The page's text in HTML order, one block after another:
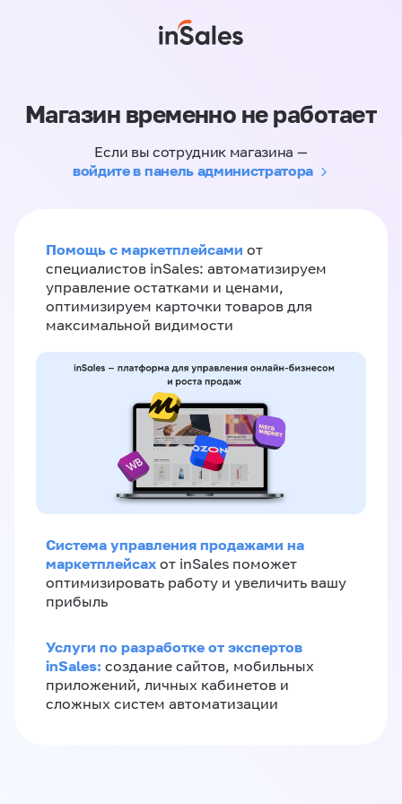
Магазин временно не работает
Если вы сотрудник магазина —
войдите в панель администратора
Помощь с маркетплейсами от
специалистов inSales: автоматизируем
управление остатками и ценами,
оптимизируем карточки товаров для
максимальной видимости
Система управления продажами на
маркетплейсах от inSales поможет
оптимизировать работу и увеличить вашу
прибыль
Услуги по разработке от экспертов
inSales: создание сайтов, мобильных
приложений, личных кабинетов и
сложных систем автоматизации